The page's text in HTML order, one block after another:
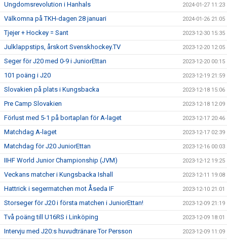
Ungdomsrevolution i Hanhals 2024-01-27 11:23
Välkomna på TKH-dagen 28 januari 2024-01-26 21:05
Tjejer + Hockey = Sant 2023-12-30 15:35
Julklappstips, årskort Svenskhockey.TV 2023-12-20 12:05
Seger för J20 med 0-9 i JuniorEttan 2023-12-20 00:15
101 poäng i J20 2023-12-19 21:59
Slovakien på plats i Kungsbacka 2023-12-18 15:06
Pre Camp Slovakien 2023-12-18 12:09
Förlust med 5-1 på bortaplan för A-laget 2023-12-17 20:46
Matchdag A-laget 2023-12-17 02:39
Matchdag för J20 JuniorEttan 2023-12-16 00:03
IIHF World Junior Championship (JVM) 2023-12-12 19:25
Veckans matcher i Kungsbacka Ishall 2023-12-11 19:08
Hattrick i segermatchen mot Åseda IF 2023-12-10 21:01
Storseger för J20 i första matchen i JuniorEttan! 2023-12-09 21:19
Två poäng till U16RS i Linköping 2023-12-09 18:01
Intervju med J20:s huvudtränare Tor Persson 2023-12-09 11:09